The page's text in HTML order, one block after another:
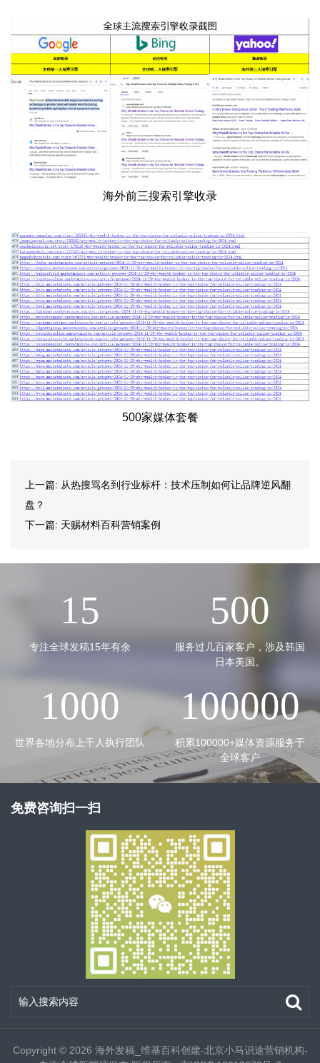
海外前三搜索引擎收录
500家媒体套餐
上一篇: 从热搜骂名到行业标杆：技术压制如何让品牌逆风翻
盘？
下一篇: 天赐材料百科营销案例
15
专注全球发稿15年有余
500
服务过几百家客户，涉及韩国
日本美国。
1000
世界各地分布上千人执行团队
100000
积累100000+媒体资源服务于
全球客户
免费咨询扫一扫
Copyright © 2026 海外发稿_维基百科创建-北京小马识途营销机构-